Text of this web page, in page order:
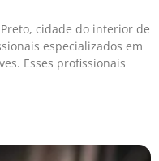
cidade do interior de
especializados em
Esses profissionais